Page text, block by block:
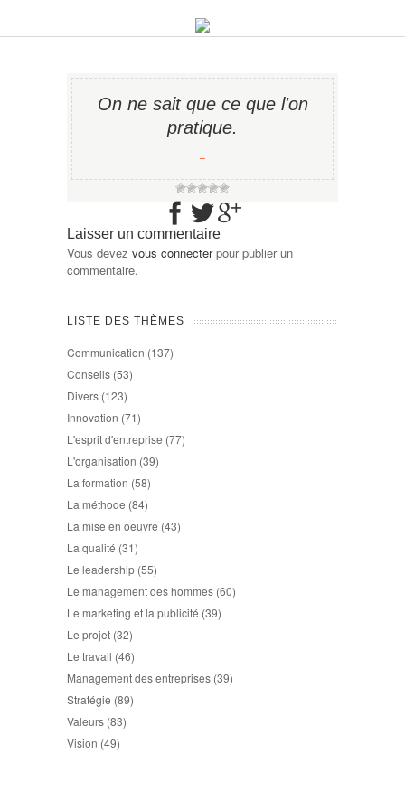
On ne sait que ce que l'on
pratique.
−
Laisser un commentaire
Vous devez vous connecterpour publier un
commentaire.
LISTE DES THÈMES
Communication (137)
Conseils (53)
Divers (123)
Innovation (71)
L'esprit d'entreprise (77)
L'organisation (39)
La formation (58)
La méthode (84)
La mise en oeuvre (43)
La qualité (31)
Le leadership (55)
Le management des hommes (60)
Le marketing et la publicité (39)
Le projet (32)
Le travail (46)
Management des entreprises (39)
Stratégie (89)
Valeurs (83)
Vision (49)